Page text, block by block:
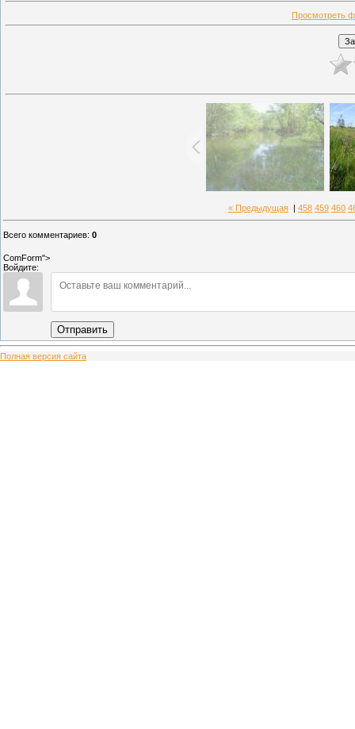
Просмотреть
« Предыдущая 458 459 460
Всего комментариев: 0
ComForm">
Войдите:
Отправить
Полная версия сайта